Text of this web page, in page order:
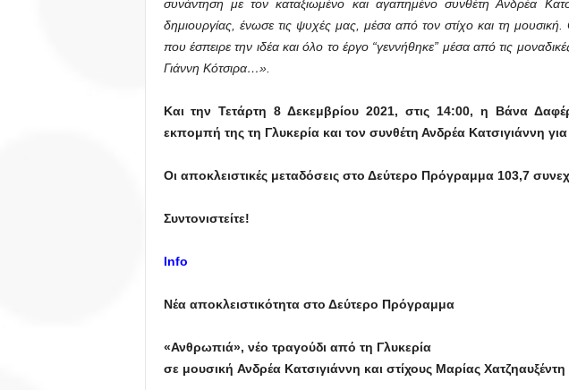
συνάντηση με τον καταξιωμένο και αγαπημένο συνθέτη Ανδρέα
δημιουργίας, ένωσε τις ψυχές μας, μέσα από τον στίχο και τη
που έσπειρε την ιδέα και όλο το έργο “γεννήθηκε” μέσα από τις
Γιάννη Κότσιρα…».
Και την Τετάρτη 8 Δεκεμβρίου 2021, στις 14:00, η Βάνα
εκπομπή της τη Γλυκερία και τον συνθέτη Ανδρέα Κατσιγιάννη για
Οι αποκλειστικές μεταδόσεις στο Δεύτερο Πρόγραμμα 103,7
Συντονιστείτε!
Info
Νέα αποκλειστικότητα στο Δεύτερο Πρόγραμμα
«Ανθρωπιά», νέο τραγούδι από τη Γλυκερία
σε μουσική Ανδρέα Κατσιγιάννη και στίχους Μαρίας Χατζηαυξέντη